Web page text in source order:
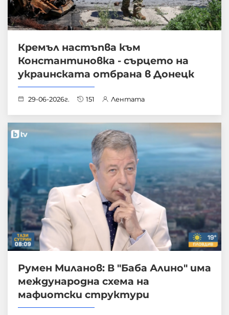
Кремъл настъпва към
Константиновка - сърцето на
украинската отбрана в Донецк
29-06-2026г. 151 Лентата
Румен Миланов: В "Баба Алино" има
международна схема на
мафиотски структури